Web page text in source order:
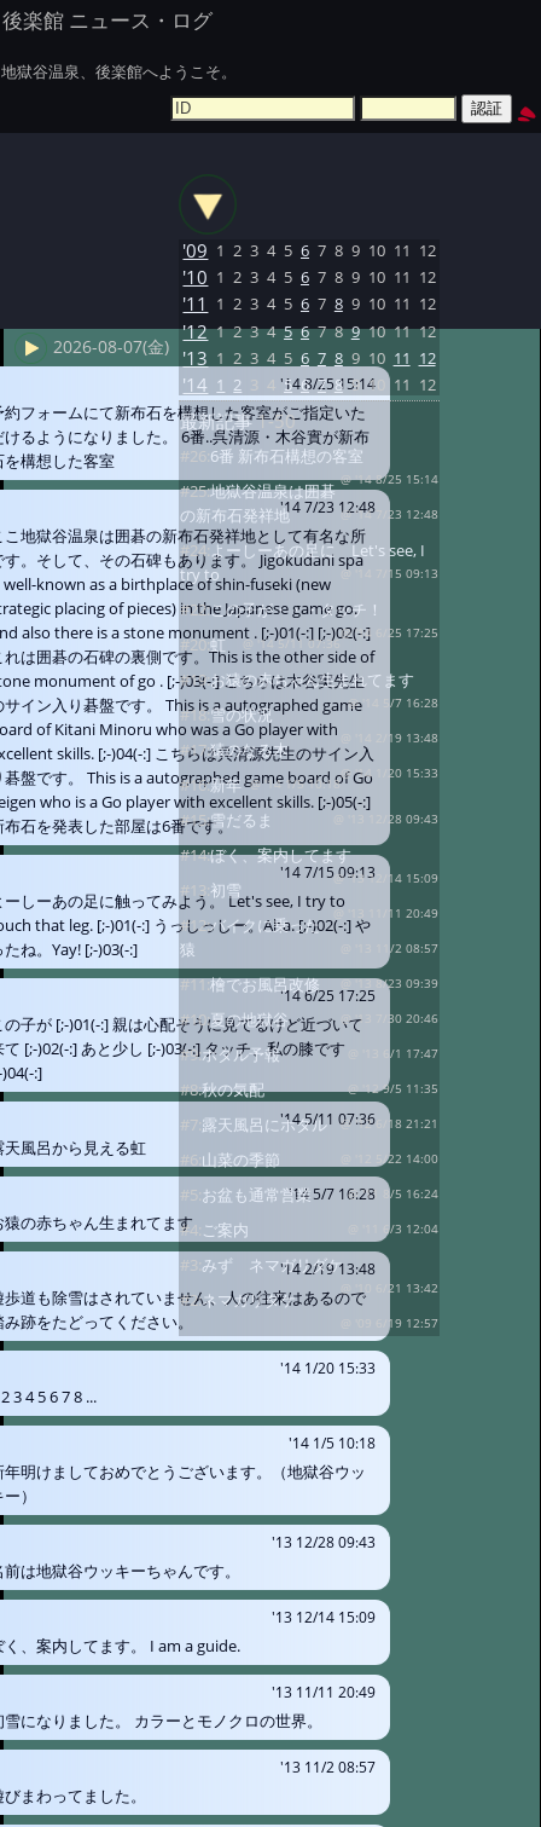
後楽館 ニュース・ログ
地獄谷温泉、後楽館へようこそ。
2026-08-07(金)
'14 8/25 15:14
約フォームにて新布石を構想した客室がご指定いた
けるようになりました。 6番..呉清源・木谷實が新布
を構想した客室
'14 7/23 12:48
こ地獄谷温泉は囲碁の新布石発祥地として有名な所
す。そして、その石碑もあります。 Jigokudani spa
well-known as a birthplace of shin-fuseki (new
placing of pieces) in the Japanese game go.
also there is a stone monument . [;-)01(-:] [;-)02(-:]
れは囲碁の石碑の裏側です。This is the other side of
monument of go . [;-)03(-:] こちらは木谷実先生
サイン入り碁盤です。 This is a autographed game
of Kitani Minoru who was a Go player with
skills. [;-)04(-:] こちらは呉清源先生のサイン入
碁盤です。 This is a autographed game board of Go
who is a Go player with excellent skills. [;-)05(-:]
布石を発表した部屋は6番です。
'14 7/15 09:13
ーしーあの足に触ってみよう。 Let's see, I try to
that leg. [;-)01(-:] うっしっしー。Aha. [;-)02(-:] や
たね。Yay! [;-)03(-:]
'14 6/25 17:25
の子が [;-)01(-:] 親は心配そうに見てるけど近づいて
て [;-)02(-:] あと少し [;-)03(-:] タッチ、私の膝です
:]
'14 5/11 07:36
天風呂から見える虹
'14 5/7 16:28
猿の赤ちゃん生まれてます
'14 2/19 13:48
歩道も除雪はされていません、人の往来はあるので
み跡をたどってください。
'14 1/20 15:33
3 4 5 6 7 8 ...
'14 1/5 10:18
年明けましておめでとうございます。（地獄谷ウッ
）
'13 12/28 09:43
前は地獄谷ウッキーちゃんです。
'13 12/14 15:09
く、案内してます。 I am a guide.
'13 11/11 20:49
雪になりました。 カラーとモノクロの世界。
'13 11/2 08:57
びまわってました。
'09 1 2 3 4 5 6 7 8 9 10 11 12
'10 1 2 3 4 5 6 7 8 9 10 11 12
'11 1 2 3 4 5 6 7 8 9 10 11 12
'12 1 2 3 4 5 6 7 8 9 10 11 12
'13 1 2 3 4 5 6 7 8 9 10 11 12
'14 1 2 3 4 5 6 7 8 9 10 11 12
最新記事1-50
#26:6番 新布石構想の客室
@ '14 8/25 15:14
#25:地獄谷温泉は囲碁
の新布石発祥地
@ '14 7/23 12:48
#24:よーしーあの足に Let's see, I
try to
@ '14 7/15 09:13
#22:この子が・・・タッチ！
@ '14 6/25 17:25
#20:虹 @ '14 5/11 07:36
#19:お猿の赤ちゃん生まれてます
@ '14 5/7 16:28
#18:雪の状況
@ '14 2/19 13:48
#17:猿のなる木
@ '14 1/20 15:33
#16:新年 @ '14 1/5 10:18
#15:雪だるま @ '13 12/28 09:43
#14:ぼく、案内してます
@ '13 12/14 15:09
#13:初雪
@ '13 11/11 20:49
#12:バイクに乗った
猿
@ '13 11/2 08:57
#11:檜でお風呂改修 @ '13 8/23 09:39
#10:夏の地獄谷 @ '13 7/30 20:46
#9:ホタル予報 @ '13 6/1 17:47
#8:秋の気配 @ '12 9/5 11:35
#7:露天風呂にホタル @ '12 6/18 21:21
#6:山菜の季節 @ '12 5/22 14:00
#5:お盆も通常営業 @ '11 8/5 16:24
#4:ご案内 @ '11 6/3 12:04
#3:みず ネマガリダケ
@ '10 6/21 13:42
#2:ネマガリダケ
@ '09 6/19 12:57